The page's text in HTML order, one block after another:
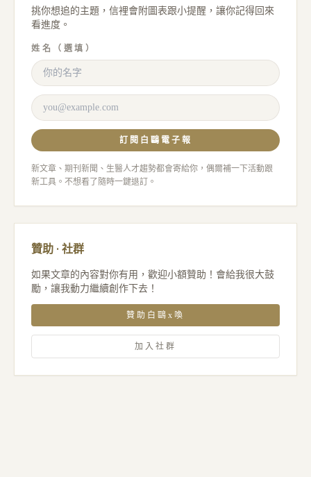
挑你想追的主題，信裡會附圖表跟小提醒，讓你記得回來
看進度。
姓名（選填）
訂閱白鷗電子報
新文章、期刊新聞、生醫人才趨勢都會寄給你，偶爾補一下活動跟
新工具。不想看了隨時一鍵退訂。
贊助 · 社群
如果文章的內容對你有用，歡迎小額贊助！會給我很大鼓
勵，讓我動力繼續創作下去！
贊助白鷗x喚
加入社群